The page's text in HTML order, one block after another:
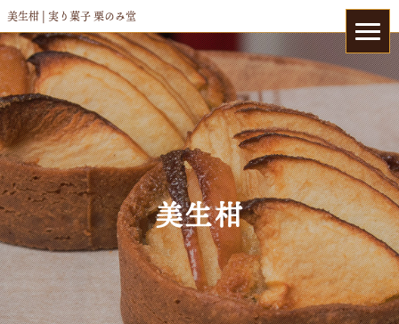
美生柑 | 実り菓子 栗のみ堂
美生柑